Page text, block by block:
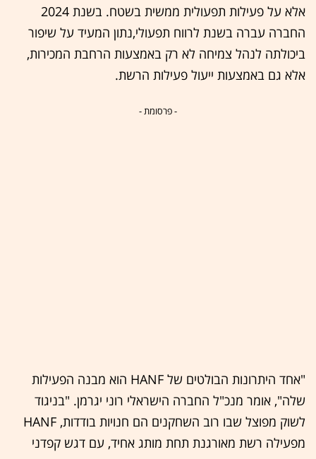
אלא על פעילות תפעולית ממשית בשטח. בשנת 2024
החברה עברה בשנת לרווח תפעולי,נתון המעיד על שיפור
ביכולתה לנהל צמיחה לא רק באמצעות הרחבת המכירות,
אלא גם באמצעות ייעול פעילות הרשת.
- פרסומת -
"אחד היתרונות הבולטים של HANF הוא מבנה הפעילות
שלה", אומר מנכ"ל החברה הישראלי רוני יגרמן. "בניגוד
לשוק מפוצל שבו רוב השחקנים הם חנויות בודדות, HANF
מפעילה רשת מאורגנת תחת מותג אחיד, עם דגש קפדני